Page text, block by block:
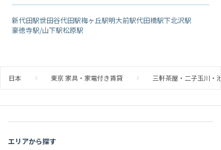
新代田駅世田谷代田駅梅ヶ丘駅明大前駅代田橋駅下北沢駅
豪徳寺駅/山下駅松原駅
日本 東京 家具・家電付き賃貸 三軒茶屋・二子玉川・
エリアから探す